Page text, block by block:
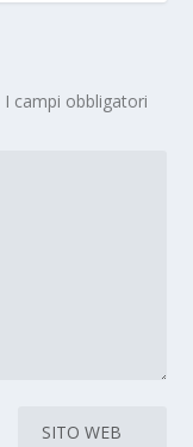
I campi obbligatori